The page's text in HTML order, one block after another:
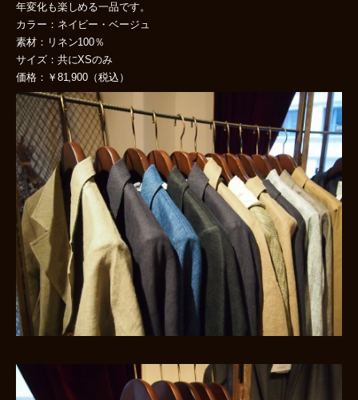
年変化も楽しめる一品です。
カラー：ネイビー・ベージュ
素材：リネン100％
サイズ：共にXSのみ
価格：￥81,900（税込）